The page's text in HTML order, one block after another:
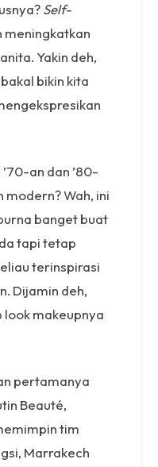
Self-
meningkatkan
Yakin deh,
bikin kita
an dan ’80-
modern? Wah, ini
banget buat
tapi tetap
terinspirasi
Dijamin deh,
makeupnya
pertamanya
Beauté,
tim
Marrakech